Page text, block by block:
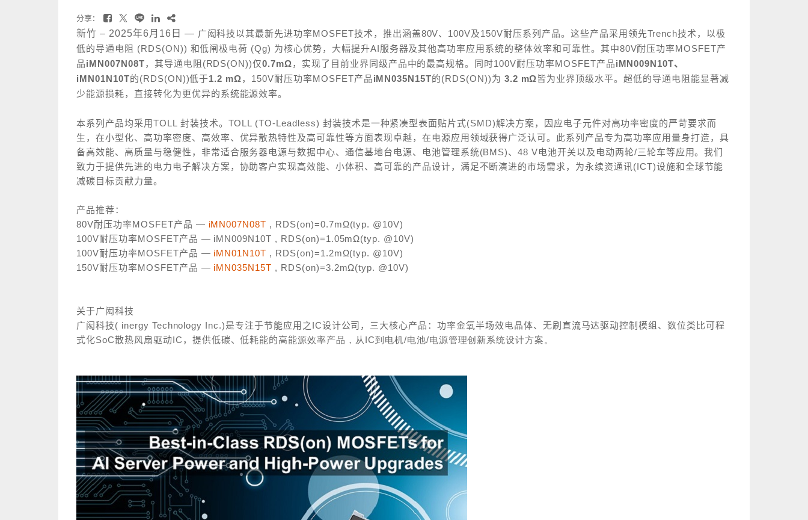
分享：
新竹 – 2025年6 月 16 日 — 广闳科技以其最新先进功率MOSFET技术，推出涵盖80V、 100V及150V耐压系列产品。这些产品采用领先Trench技术，以极
低的导通电阻 (RDS(ON)) 和低闸极电荷 (Qg) 为核心优势，大幅提升AI服务器及其他高功率应用系统的整体效率和可靠性。其中80V耐压功率MOSFET产
品iMN007N08T，其导通电阻 (RDS(ON))仅0.7mΩ， 实现了目前业界同级产品中的最高规格。同时100V耐压功率MOSFET产品iMN009N10T、
iMN01N10T的(RDS(ON))低于1.2 mΩ， 150V耐压功率MOSFET产品iMN035N15T的(RDS(ON))为 3.2 mΩ皆为业界顶级水平。超低的导通电阻能显著减
少能源损耗，直接转化为更优异的系统能源效率。
本系列产品均采用TOLL 封装技术。 TOLL (TO-Leadless) 封装技术是一种紧凑型表面贴片式(SMD)解决方案，因应电子元件对高功率密度的严苛要求而
生，在小型化、高功率密度、高效率、优异散热特性及高可靠性等方面表现卓越，在电源应用领域获得广泛认可。此系列产品专为高功率应用量身打造，具
备高效能、高质量与稳健性，非常适合服务器电源与数据中心、通信基地台电源、电池管理系统(BMS)、48 V电池开关以及电动两轮/三轮车等应用。我们
致力于提供先进的电力电子解决方案，协助客户实现高效能、小体积、高可靠的产品设计，满足不断演进的市场需求，为永续资通讯 (ICT)设施和全球节能
减碳目标贡献力量。
产品推荐：
80V耐压功率MOSFET产品 — iMN007N08T , RDS(on)=0.7mΩ(typ. @10V)
100V耐压功率MOSFET产品 — iMN009N10T , RDS(on)=1.05mΩ(typ. @10V)
100V耐压功率MOSFET产品 — iMN01N10T , RDS(on)=1.2mΩ(typ. @10V)
150V耐压功率MOSFET产品 — iMN035N15T , RDS(on)=3.2mΩ(typ. @10V)
关于广闳科技
广闳科技( inergy Technology Inc.)是专注于节能应用之 IC设计公司，三大核心产品：功率金氧半场效电晶体、无刷直流马达驱动控制模组、数位类比可程
式化SoC散热风扇驱动IC ，提供低碳、低耗能的高能源效率产品，从 IC到电机/电池/电源管理创新系统设计方案。